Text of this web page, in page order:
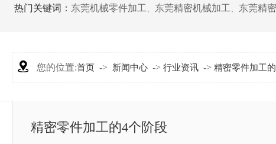
热门关键词： 东莞机械零件加工 、 东莞精密机械加工 、 东莞精
您的位置:首页 -> 新闻中心 -> 行业资讯 -> 精密零件加工
精密零件加工的4个阶段